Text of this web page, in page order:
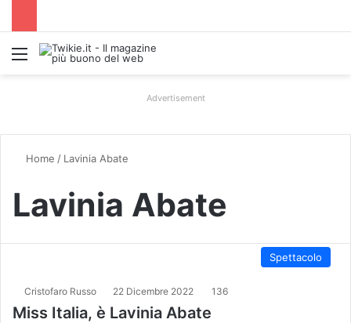
Menu
Advertisement
Home / Lavinia Abate
Lavinia Abate
Spettacolo
Cristofaro Russo 22 Dicembre 2022 136
Miss Italia, è Lavinia Abate